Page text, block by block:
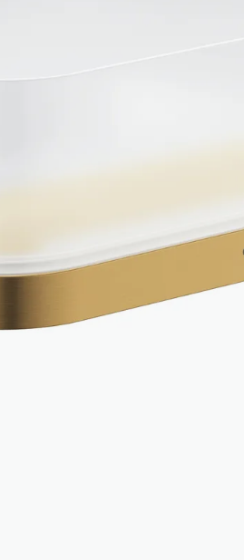
50+ stk
Klikk & Hent